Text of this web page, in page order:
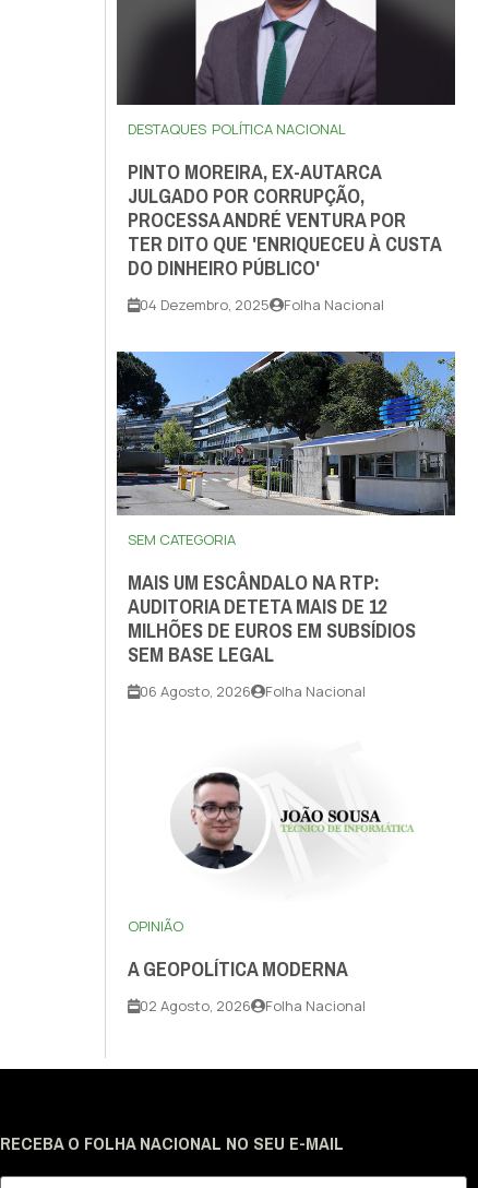
DESTAQUES POLÍTICA NACIONAL
PINTO MOREIRA, EX-AUTARCA
JULGADO POR CORRUPÇÃO,
PROCESSA ANDRÉ VENTURA POR
TER DITO QUE 'ENRIQUECEU À CUSTA
DO DINHEIRO PÚBLICO'
04 Dezembro, 2025 Folha Nacional
SEM CATEGORIA
MAIS UM ESCÂNDALO NA RTP:
AUDITORIA DETETA MAIS DE 12
MILHÕES DE EUROS EM SUBSÍDIOS
SEM BASE LEGAL
06 Agosto, 2026 Folha Nacional
OPINIÃO
A GEOPOLÍTICA MODERNA
02 Agosto, 2026 Folha Nacional
RECEBA O FOLHA NACIONAL NO SEU E-MAIL